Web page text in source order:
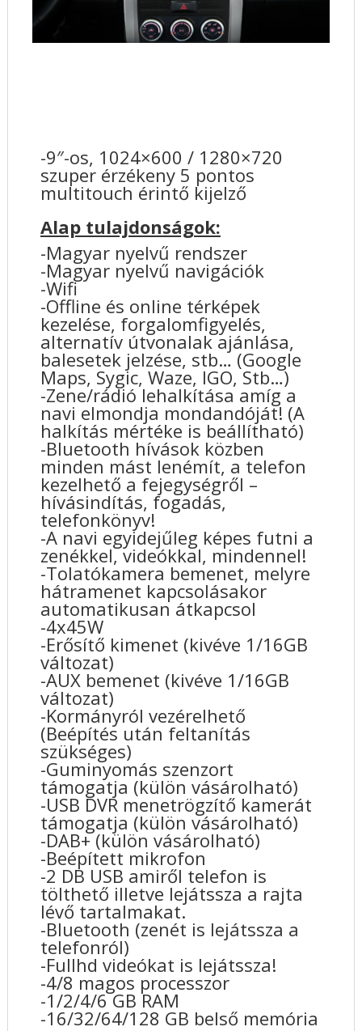
-9″-os, 1024×600 / 1280×720
szuper érzékeny 5 pontos
multitouch érintő kijelző
Alap tulajdonságok:
-Magyar nyelvű rendszer
-Magyar nyelvű navigációk
-Wifi
-Offline és online térképek
kezelése, forgalomfigyelés,
alternatív útvonalak ajánlása,
balesetek jelzése, stb… (Google
Maps, Sygic, Waze, IGO, Stb…)
-Zene/rádió lehalkítása amíg a
navi elmondja mondandóját! (A
halkítás mértéke is beállítható)
-Bluetooth hívások közben
minden mást lenémít, a telefon
kezelhető a fejegységről –
hívásindítás, fogadás,
telefonkönyv!
-A navi egyidejűleg képes futni a
zenékkel, videókkal, mindennel!
-Tolatókamera bemenet, melyre
hátramenet kapcsolásakor
automatikusan átkapcsol
-4x45W
-Erősítő kimenet (kivéve 1/16GB
változat)
-AUX bemenet (kivéve 1/16GB
változat)
-Kormányról vezérelhető
(Beépítés után feltanítás
szükséges)
-Guminyomás szenzort
támogatja (külön vásárolható)
-USB DVR menetrögzítő kamerát
támogatja (külön vásárolható)
-DAB+ (külön vásárolható)
-Beépített mikrofon
-2 DB USB amiről telefon is
tölthető illetve lejátssza a rajta
lévő tartalmakat.
-Bluetooth (zenét is lejátssza a
telefonról)
-Fullhd videókat is lejátssza!
-4/8 magos processzor
-1/2/4/6 GB RAM
-16/32/64/128 GB belső memória